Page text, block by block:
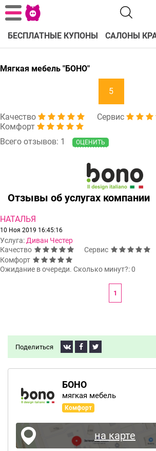
БЕСПЛАТНЫЕ КУПОНЫ САЛОНЫ
Мягкая мебель "БОНО"
5
Качество
Сервис
Комфорт
Всего отзывов: 1
ОЦЕНИТЬ
Поделиться
БОНО
мягкая мебель
Комфорт
на карте
Отзывы об услугах компании
НАТАЛЬЯ
10 Ноя 2019 16:45:16
Услуга: Диван Честер
Качество
Сервис
Комфорт
Ожидание в очереди. Сколько минут?: 0
1